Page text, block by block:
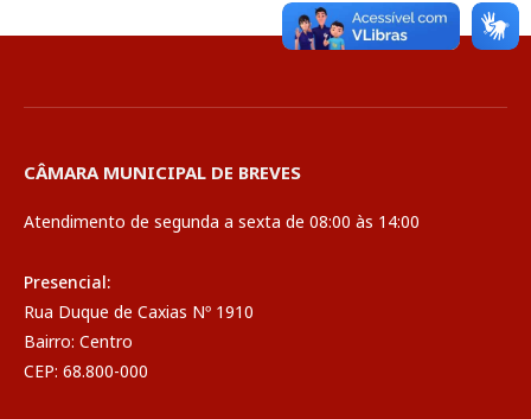
CÂMARA MUNICIPAL DE BREVES
Atendimento de segunda a sexta de 08:00 às 14:00
Presencial:
Rua Duque de Caxias Nº 1910
Bairro: Centro
CEP: 68.800-000